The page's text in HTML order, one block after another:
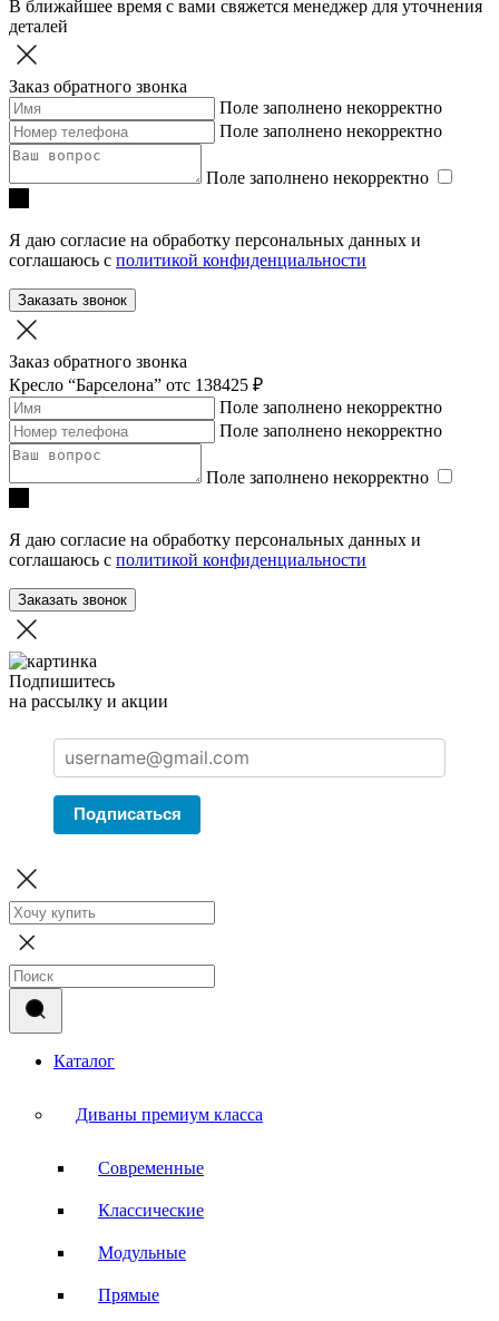
В ближайшее время с вами свяжется менеджер для уточнения
деталей
Заказ обратного звонка
Поле заполнено некорректно
Поле заполнено некорректно
Поле заполнено некорректно
Я даю согласие на обработку персональных данных и
соглашаюсь с политикой конфиденциальности
Заказать звонок
Заказ обратного звонка
Кресло “Барселона” отc 138425 ₽
Поле заполнено некорректно
Поле заполнено некорректно
Поле заполнено некорректно
Я даю согласие на обработку персональных данных и
соглашаюсь с политикой конфиденциальности
Заказать звонок
Подпишитесь
на рассылку и акции
Подписаться
Каталог
Диваны премиум класса
Современные
Классические
Модульные
Прямые